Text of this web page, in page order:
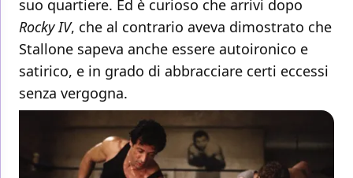
suo quartiere. Ed è curioso che arrivi dopo
Rocky IV, che al contrario aveva dimostrato che
Stallone sapeva anche essere autoironico e
satirico, e in grado di abbracciare certi eccessi
senza vergogna.